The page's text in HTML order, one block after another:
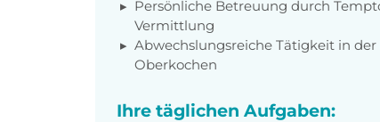
Persönliche Betreuung durch
Vermittlung
Abwechslungsreiche Tätigkeit in
Oberkochen
Ihre täglichen Aufgaben: